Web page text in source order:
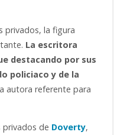
privados, la figura
La escritora
destacando por sus
policiaco y de la
autora referente para
de Doverty,